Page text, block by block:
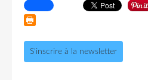
S'inscrire à la newsletter